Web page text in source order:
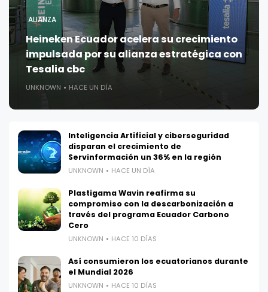
ALIANZA
Heineken Ecuador acelera su crecimiento
impulsada por su alianza estratégica con
Tesalia cbc
UNKNOWN HACE UN DÍA
Inteligencia Artificial y ciberseguridad
disparan el crecimiento de
Servinformación un 36% en la región
UNKNOWN HACE UN DÍA
Plastigama Wavin reafirma su
compromiso con la descarbonización a
través del programa Ecuador Carbono
Cero
UNKNOWN HACE 10 DÍAS
Así consumieron los ecuatorianos durante
el Mundial 2026
UNKNOWN HACE 10 DÍAS